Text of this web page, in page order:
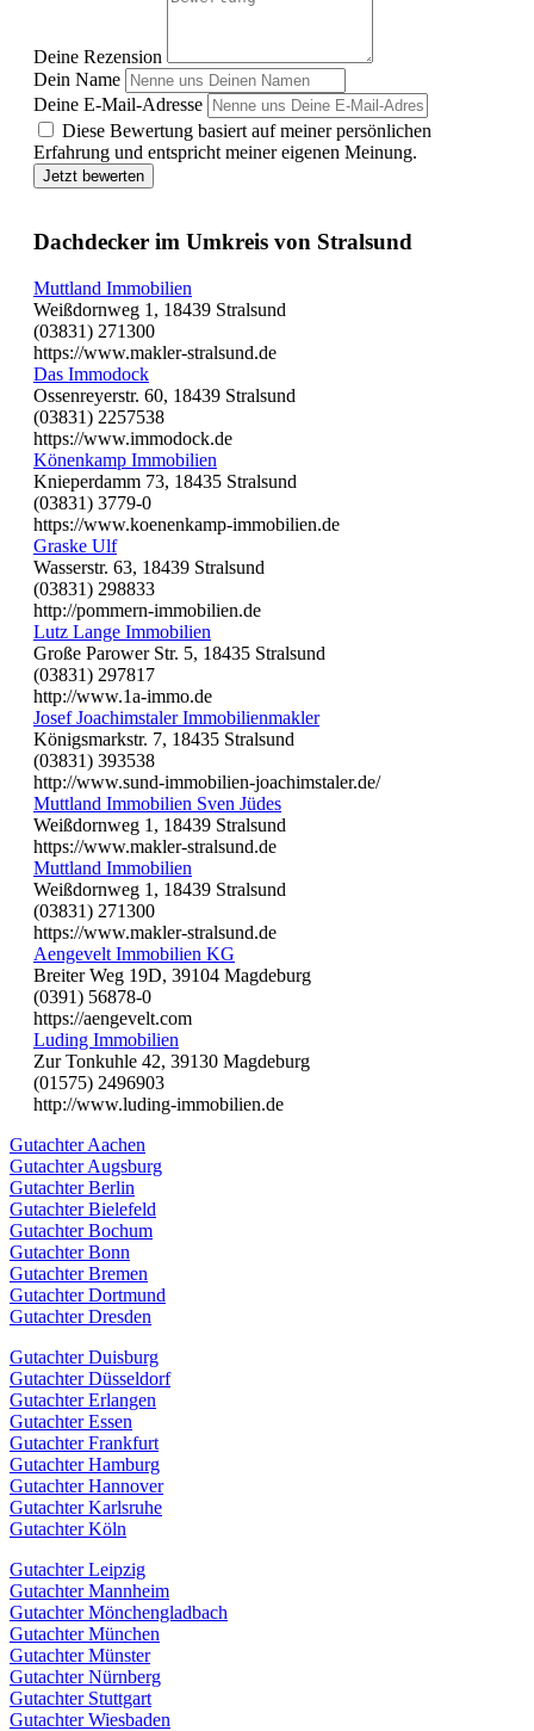
Deine Rezension
Dein Name
Deine E-Mail-Adresse
Diese Bewertung basiert auf meiner persönlichen
Erfahrung und entspricht meiner eigenen Meinung.
Jetzt bewerten
Dachdecker im Umkreis von Stralsund
Muttland Immobilien
Weißdornweg 1, 18439 Stralsund
(03831) 271300
https://www.makler-stralsund.de
Das Immodock
Ossenreyerstr. 60, 18439 Stralsund
(03831) 2257538
https://www.immodock.de
Könenkamp Immobilien
Knieperdamm 73, 18435 Stralsund
(03831) 3779-0
https://www.koenenkamp-immobilien.de
Graske Ulf
Wasserstr. 63, 18439 Stralsund
(03831) 298833
http://pommern-immobilien.de
Lutz Lange Immobilien
Große Parower Str. 5, 18435 Stralsund
(03831) 297817
http://www.1a-immo.de
Josef Joachimstaler Immobilienmakler
Königsmarkstr. 7, 18435 Stralsund
(03831) 393538
http://www.sund-immobilien-joachimstaler.de/
Muttland Immobilien Sven Jüdes
Weißdornweg 1, 18439 Stralsund
https://www.makler-stralsund.de
Muttland Immobilien
Weißdornweg 1, 18439 Stralsund
(03831) 271300
https://www.makler-stralsund.de
Aengevelt Immobilien KG
Breiter Weg 19D, 39104 Magdeburg
(0391) 56878-0
https://aengevelt.com
Luding Immobilien
Zur Tonkuhle 42, 39130 Magdeburg
(01575) 2496903
http://www.luding-immobilien.de
Gutachter Aachen
Gutachter Augsburg
Gutachter Berlin
Gutachter Bielefeld
Gutachter Bochum
Gutachter Bonn
Gutachter Bremen
Gutachter Dortmund
Gutachter Dresden
Gutachter Duisburg
Gutachter Düsseldorf
Gutachter Erlangen
Gutachter Essen
Gutachter Frankfurt
Gutachter Hamburg
Gutachter Hannover
Gutachter Karlsruhe
Gutachter Köln
Gutachter Leipzig
Gutachter Mannheim
Gutachter Mönchengladbach
Gutachter München
Gutachter Münster
Gutachter Nürnberg
Gutachter Stuttgart
Gutachter Wiesbaden